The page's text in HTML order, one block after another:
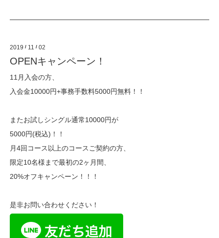
2019 / 11 / 02
OPENキャンペーン！
11月入会の方、
入会金10000円+事務手数料5000円無料！！
またお試しシングル通常10000円が
5000円(税込)！！
月4回コース以上のコースご契約の方、
限定10名様まで最初の2ヶ月間、
20%オフキャンペーン！！！
是非お問い合わせください！